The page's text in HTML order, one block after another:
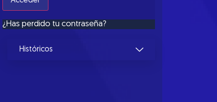
¿Has perdido tu contraseña?
Históricos